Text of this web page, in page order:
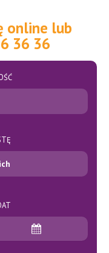
online lub
36 36